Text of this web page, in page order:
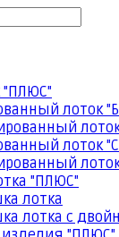
"ПЛЮС"
лоток
лоток
"ПЛЮС"
лотка
лотка с